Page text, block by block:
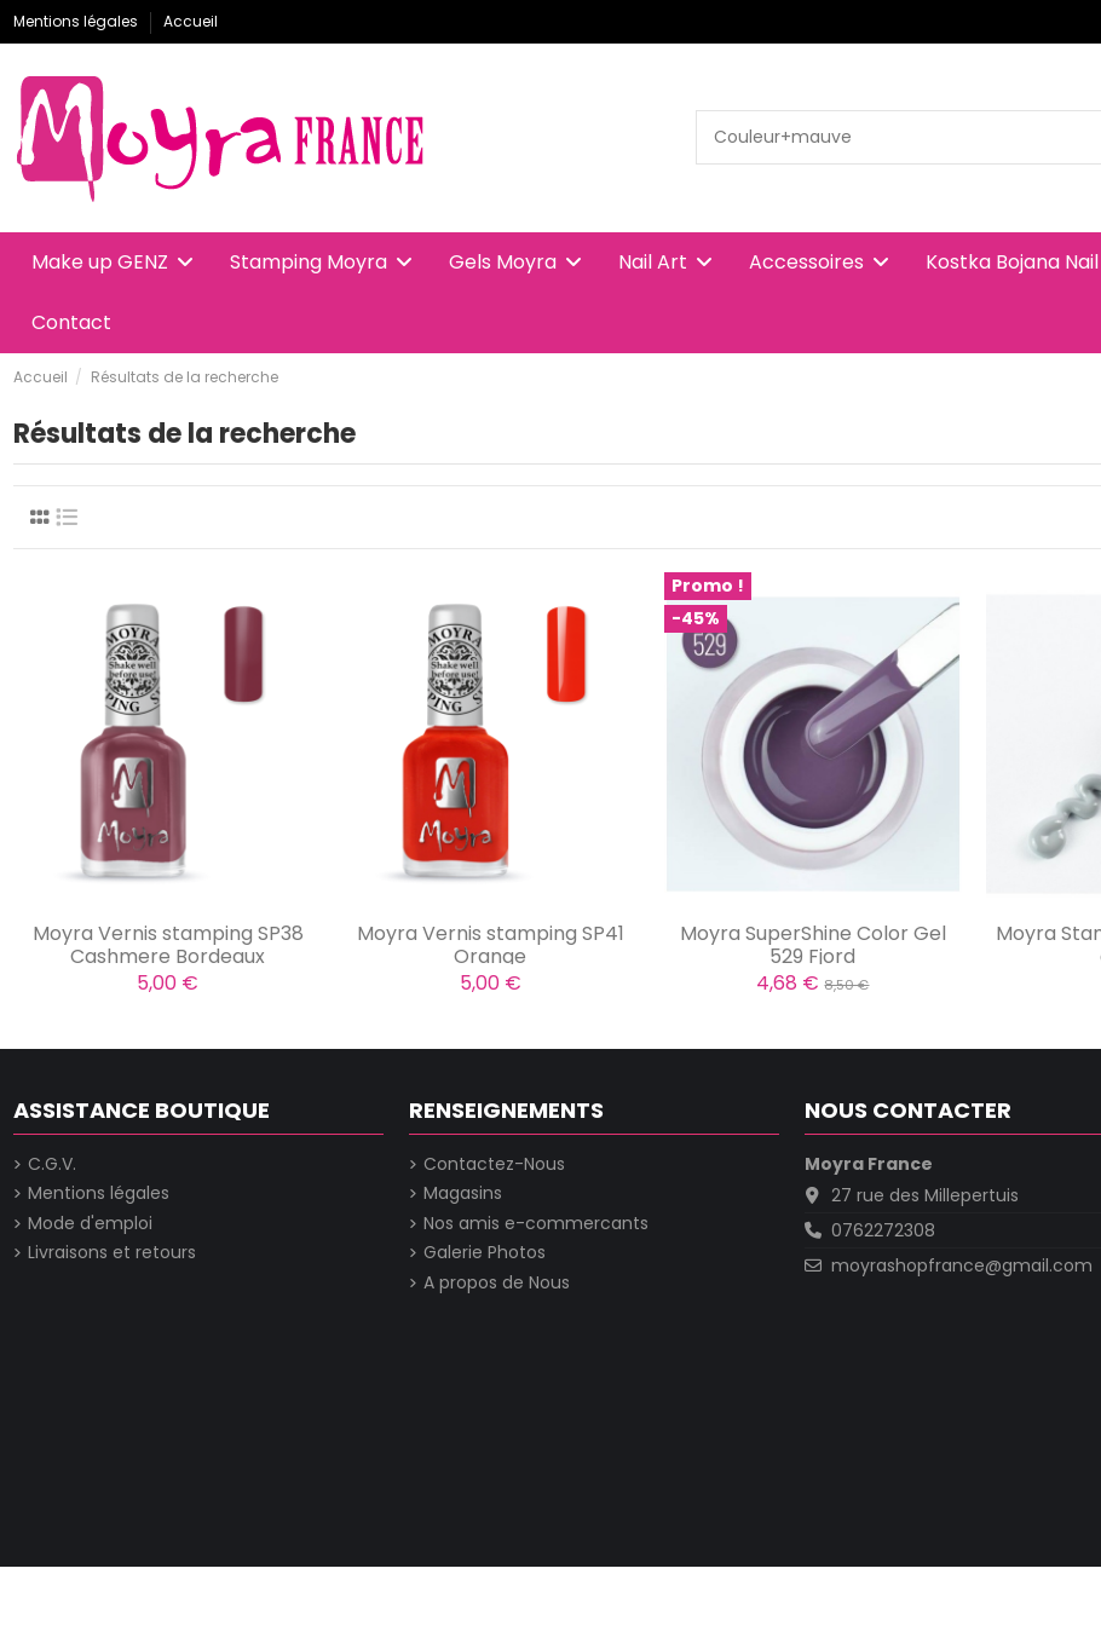
Mentions légales Accueil
Make up GENZ Stamping Moyra Gels Moyra Nail Art Accessoires Kostka Bojana
Contact
Accueil Résultats de la recherche
Résultats de la recherche
Moyra Vernis stamping SP38
Cashmere Bordeaux
5,00 €
Moyra Vernis stamping SP41
Orange
5,00 €
Promo !
-45%
Moyra SuperShine Color Gel
529 Fjord
4,68 €8,50 €
Moyra
ASSISTANCE BOUTIQUE
C.G.V.
Mentions légales
Mode d'emploi
Livraisons et retours
RENSEIGNEMENTS
Contactez-Nous
Magasins
Nos amis e-commercants
Galerie Photos
A propos de Nous
NOUS CONTACTER
Moyra France
27 rue des Millepertuis
0762272308
moyrashopfrance@gmail.com